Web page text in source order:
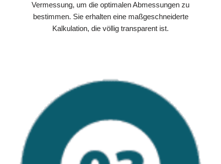
Vermessung, um die optimalen Abmessungen zu
bestimmen. Sie erhalten eine maßgeschneiderte
Kalkulation, die völlig transparent ist.